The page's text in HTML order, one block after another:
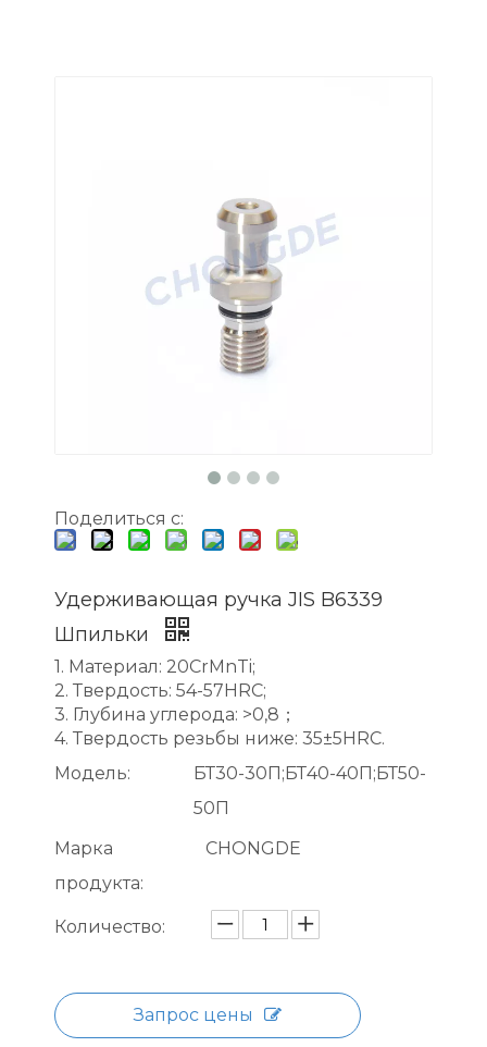
Поделиться с:
Удерживающая ручка JIS B6339
Шпильки
1. Материал: 20CrMnTi;
2. Твердость: 54-57HRC;
3. Глубина углерода: >0,8；
4. Твердость резьбы ниже: 35±5HRC.
Модель:
БТ30-30П;БТ40-40П;БТ50-
50П
Марка
продукта:
CHONGDE
Количество:
Запрос цены